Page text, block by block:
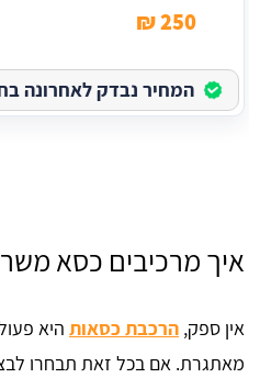
250 ₪
המחיר נבדק לאחרונה
איך מרכיבים כסא
אין ספק, הרכבת כסאות היא
מאתגרת. אם בכל זאת תבחרו